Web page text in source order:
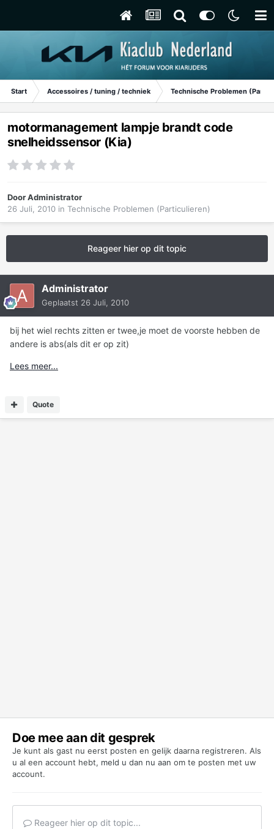
Start Accessoires / tuning / techniek Technische Problemen
motormanagement lampje brandt code
snelheidssensor (Kia)
DoorAdministrator
26 Juli, 2010 in Technische Problemen (Particulieren)
Reageer hier op dit topic
Administrator
Geplaatst 26 Juli, 2010
bij het wiel rechts zitten er twee,je moet de voorste hebben de
andere is abs(als dit er op zit)
Lees meer...
Quote
Doe mee aan dit gesprek
Je kunt als gast nu eerst posten en gelijk daarna registreren. Als
u al een account hebt, meld u dan nu aan om te posten met uw
account.
Reageer hier op dit topic...